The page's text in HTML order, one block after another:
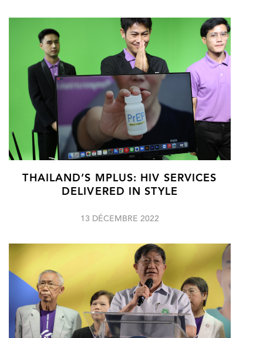
THAILAND’S MPLUS: HIV SERVICES
DELIVERED IN STYLE
13 DÉCEMBRE 2022